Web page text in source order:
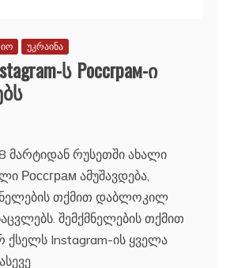
უკრაინა
ს Россграм-ი
მარტიდან რუსეთში ახალი
Россграм ამუშავდება,
თქმით დაბლოკილ
შემქმნელების თქმით
Instagram-ის ყველა